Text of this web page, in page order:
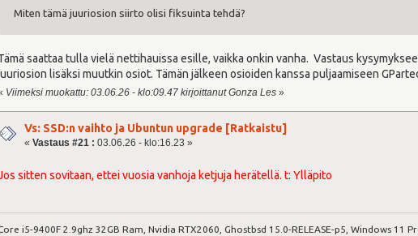
Miten tämä juuriosion siirto olisi fiksuinta tehdä?
saattaa tulla vielä nettihauissa esille, vaikka onkin vanha. Vastaus
lisäksi muutkin osiot. Tämän jälkeen osioiden kanssa puljaamiseen
Viimeksi muokattu: 03.06.26 - klo:09.47 kirjoittanut Gonza Les »
Vs: SSD:n vaihto ja Ubuntun upgrade [Ratkaistu]
«Vastaus #21 : 03.06.26 - klo:16.23 »
sitten sovitaan, ettei vuosia vanhoja ketjuja herätellä. t: Ylläpito
i5-9400F 2.9ghz 32GB Ram, Nvidia RTX2060, Ghostbsd 15.0-RELEASE-p5, Windows